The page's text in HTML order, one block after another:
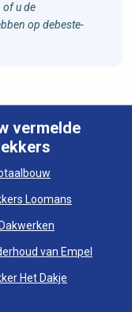
of u de
op debeste-
vermelde
Loomans
van Empel
Het Dakje